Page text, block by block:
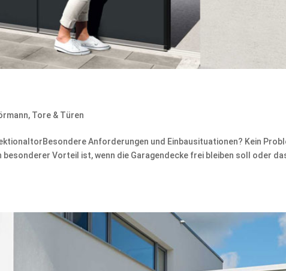
, Tore & Türen
Anforderungen und Einbausituationen? Kein
Vorteil ist, wenn die Garagendecke frei bleiben soll oder